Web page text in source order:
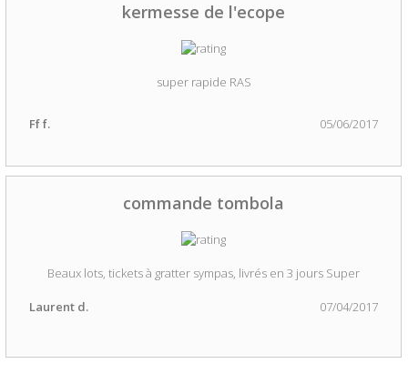
kermesse de l'ecope
super rapide RAS
Ff f. 05/06/2017
commande tombola
Beaux lots, tickets à gratter sympas, livrés en 3 jours Super
Laurent d. 07/04/2017